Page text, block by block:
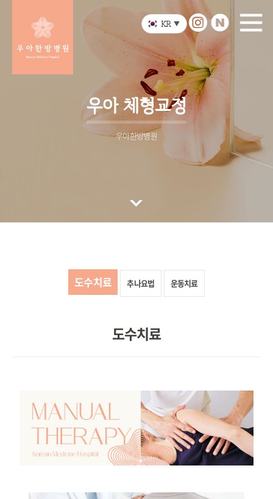
KR ▼
우아 체형교정
우아한방병원
도수치료 추나요법 운동치료
도수치료